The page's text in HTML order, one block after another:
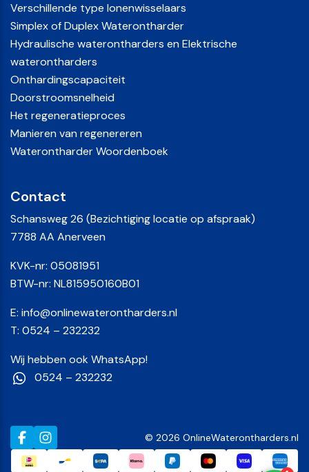
Verschillende type Ionenwisselaars
Simplex of Duplex Waterontharder
Hydraulische waterontharders en Elektrische
waterontharders
Onthardingscapaciteit
Doorstroomsnelheid
Het regeneratieproces
Manieren van regenereren
Waterontharder Woordenboek
Contact
Schansweg 26 (Bezichtiging locatie op afspraak)
7788 AA Anerveen
KVK-nr: 05081951
BTW-nr: NL815950160B01
E: info@onlinewaterontharders.nl
T: 0524 – 232232
Wij hebben ook WhatsApp!
0524 – 232232
© 2026 OnlineWaterontharders.nl